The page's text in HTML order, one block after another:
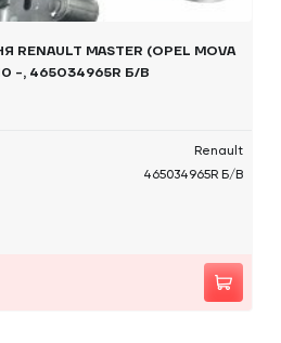
MASTER (OPEL MOVA
-, 465034965R Б/В
Renault
465034965R Б/В